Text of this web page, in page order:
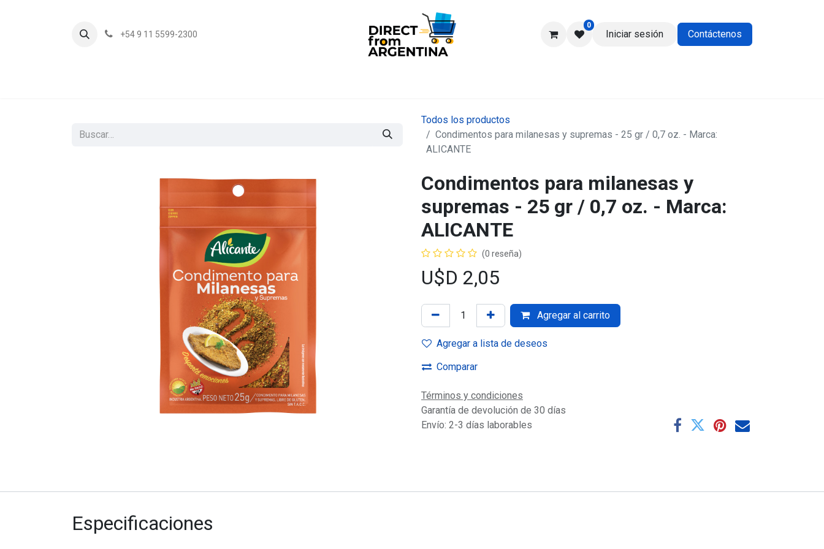
+54 9 11 5599-2300
0
Iniciar sesión Contáctenos
Todos los productos
Condimentos para milanesas y supremas - 25 gr / 0,7 oz. - Marca:
ALICANTE
Condimentos para milanesas y
supremas - 25 gr / 0,7 oz. - Marca:
ALICANTE
(0 reseña)
U$D 2,05
Agregar al carrito
Agregar a lista de deseos
Comparar
Términos y condiciones
Garantía de devolución de 30 días
Envío: 2-3 días laborables
Especificaciones